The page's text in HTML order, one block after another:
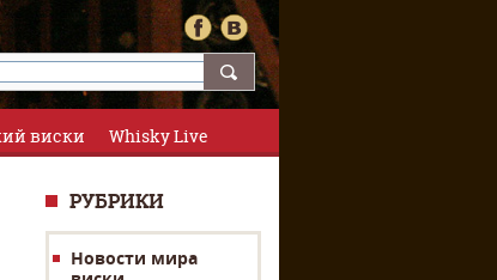
виски Whisky Live
РУБРИКИ
Новости мира